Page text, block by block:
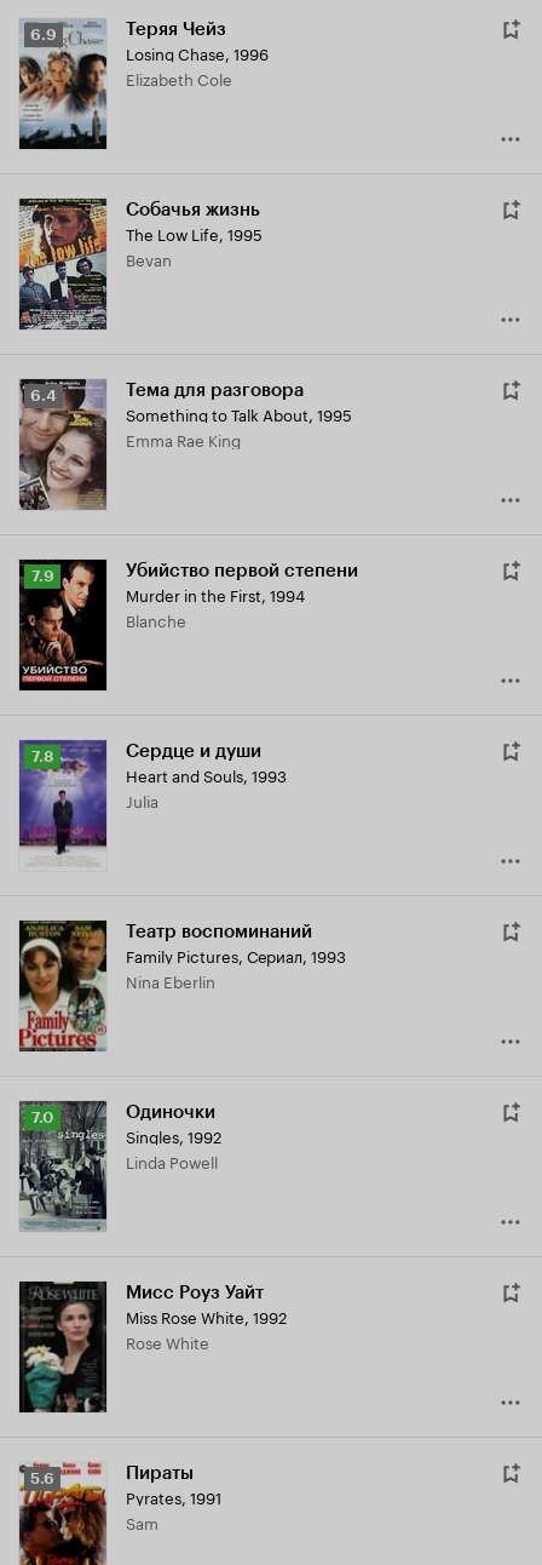
Рейтинг
Кинопоиска
6.9
6.9 Теряя Чейз
Losing Chase, 1996
Elizabeth Cole
Собачья жизнь
The Low Life, 1995
Bevan
Рейтинг
Кинопоиска
6.4
6.4 Тема для разговора
Something to Talk About, 1995
Emma Rae King
Рейтинг
Кинопоиска
7.9
7.9 Убийство первой степени
Murder in the First, 1994
Blanche
Рейтинг
Кинопоиска
7.8
7.8 Сердце и души
Heart and Souls, 1993
Julia
Театр воспоминаний
Family Pictures, Сериал, 1993
Nina Eberlin
Рейтинг
Кинопоиска
7.0
7.0 Одиночки
Singles, 1992
Linda Powell
Мисс Роуз Уайт
Miss Rose White, 1992
Rose White
Рейтинг
Кинопоиска
5.6
5.6 Пираты
Pyrates, 1991
Sam